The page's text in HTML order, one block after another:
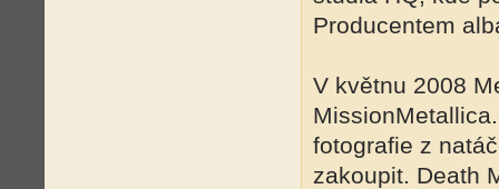
Producentem
V květnu 2008
fotografie z
zakoupit. Death